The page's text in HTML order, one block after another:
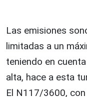
Las emisiones
limitadas a un
teniendo en
alta, hace a esta
El N117/3600,